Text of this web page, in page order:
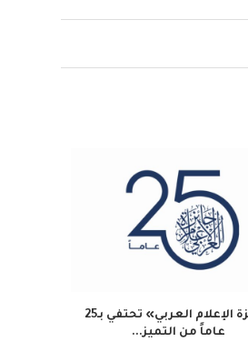
وكالة الأنباء النيجيرية: اتفاقية صينية
نيجيرية لتعزيز التبادل...